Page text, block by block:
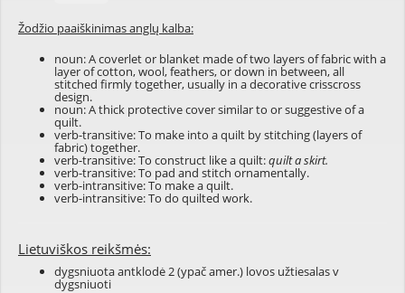
Žodžio paaiškinimas anglų kalba:
noun: A coverlet or blanket made of two layers of fabric with a
layer of cotton, wool, feathers, or down in between, all
stitched firmly together, usually in a decorative crisscross
design.
noun: A thick protective cover similar to or suggestive of a
quilt.
verb-transitive: To make into a quilt by stitching (layers of
fabric) together.
verb-transitive: To construct like a quilt:quilt a skirt.
verb-transitive: To pad and stitch ornamentally.
verb-intransitive: To make a quilt.
verb-intransitive: To do quilted work.
Lietuviškos reikšmės:
dygsniuota antklodė 2 (ypač amer.) lovos užtiesalas v
dygsniuoti